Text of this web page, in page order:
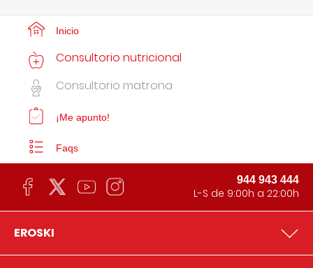
Inicio
Consultorio nutricional
Consultorio matrona
¡Me apunto!
Faqs
944 943 444
L-S de 9:00h a 22:00h
EROSKI